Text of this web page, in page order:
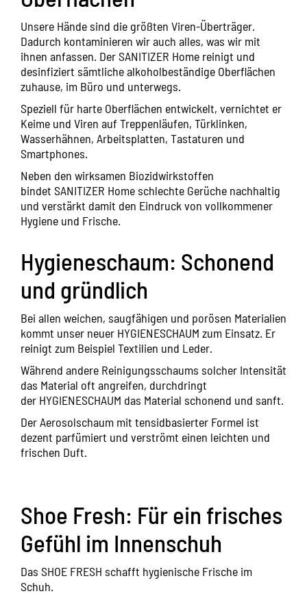
Unsere Hände sind die größten Viren-Überträger.
Dadurch kontaminieren wir auch alles, was wir mit
ihnen anfassen. DerSANITIZER Home reinigt und
desinfiziert sämtliche alkoholbeständige Oberflächen
zuhause, im Büro und unterwegs.
Speziell für harte Oberflächen entwickelt, vernichtet er
Keime und Viren auf Treppenläufen, Türklinken,
Wasserhähnen, Arbeitsplatten, Tastaturen und
Smartphones.
Neben den wirksamen Biozidwirkstoffen
bindet SANITIZER Home schlechte Gerüche nachhaltig
und verstärkt damit den Eindruck von vollkommener
Hygiene und Frische.
Hygieneschaum: Schonend
und gründlich
Bei allen weichen, saugfähigen und porösen Materialien
kommt unser neuer HYGIENESCHAUM zum Einsatz. Er
reinigt zum Beispiel Textilien und Leder.
Während andere Reinigungsschaums solcher Intensität
das Material oft angreifen, durchdringt
der HYGIENESCHAUM das Material schonend und sanft.
Der Aerosolschaum mit tensidbasierter Formel ist
dezent parfümiert und verströmt einen leichten und
frischen Duft.
Shoe Fresh: Für ein frisches
Gefühl im Innenschuh
Das SHOE FRESH schafft hygienische Frische im
Schuh.